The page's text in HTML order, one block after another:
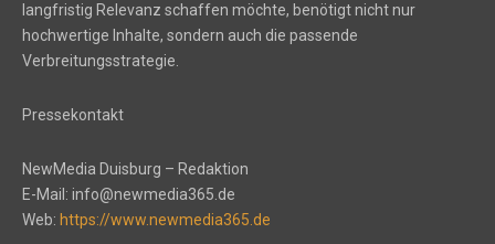
langfristig Relevanz schaffen möchte, benötigt nicht nur
hochwertige Inhalte, sondern auch die passende
Verbreitungsstrategie.
Pressekontakt
NewMedia Duisburg – Redaktion
E-Mail: info@newmedia365.de
Web: https://www.newmedia365.de